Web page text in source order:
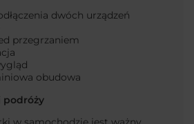
dwóch urządzeń
przegrzaniem
obudowa
podróży